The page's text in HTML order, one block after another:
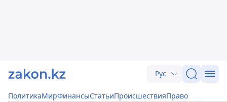
Рус
ПолитикаМирФинансыСтатьиПроисшествияПраво